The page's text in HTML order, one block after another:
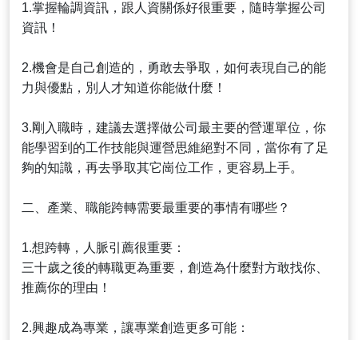
1.掌握輪調資訊，跟人資關係好很重要，隨時掌握公司
資訊！
2.機會是自己創造的，勇敢去爭取，如何表現自己的能
力與優點，別人才知道你能做什麼！
3.剛入職時，建議去選擇做公司最主要的營運單位，你
能學習到的工作技能與運營思維絕對不同，當你有了足
夠的知識，再去爭取其它崗位工作，更容易上手。
二、產業、職能跨轉需要最重要的事情有哪些？
1.想跨轉，人脈引薦很重要：
三十歲之後的轉職更為重要，創造為什麼對方敢找你、
推薦你的理由！
2.興趣成為專業，讓專業創造更多可能：